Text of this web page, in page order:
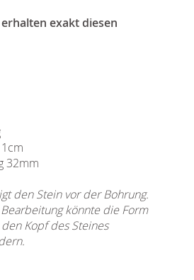
erhalten exakt diesen
32mm
den Stein vor der Bohrung.
könnte die Form
Kopf des Steines